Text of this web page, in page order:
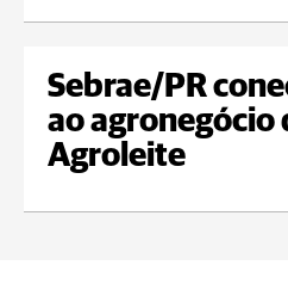
Sebrae/PR
ao agronegócio
Agroleite